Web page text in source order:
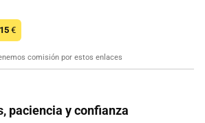
€
comisión por estos enlaces
paciencia y confianza